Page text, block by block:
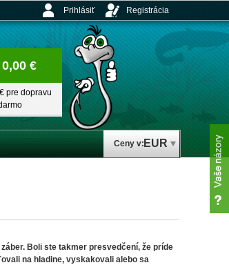
Ceny v: EUR
Prihlásiť Registrácia
0,00 €
€ pre dopravu
Boli ste takmer presvedčení, že príde
na hladine, vyskakovali alebo sa